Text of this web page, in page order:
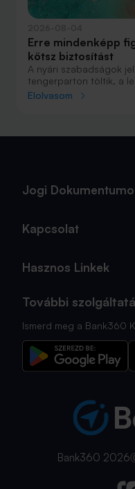
Erre mindenképp
kötsz biztosítást
A nyári szabadságok
tengerparton töltik, a
Horvátország,
sokszor az utolsó
Elolvasom
Jogi
Kapcsolat
Hasznos Linkek
További
Ismerd meg a Bank360
Bank360